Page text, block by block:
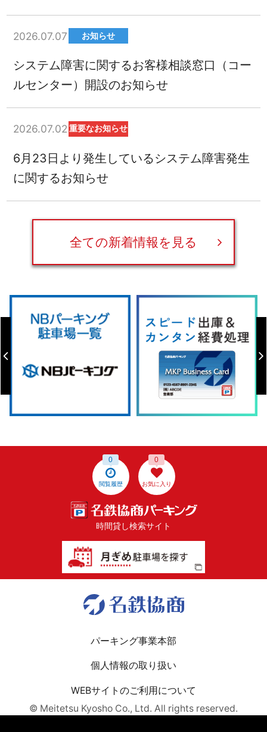
2026.07.07 お知らせ
システム障害に関するお客様相談窓口（コー
ルセンター）開設のお知らせ
2026.07.02 重要なお知らせ
6月23日より発生しているシステム障害発生
に関するお知らせ
全ての新着情報を見る
閲覧履歴
0
お気に入り
0
時間貸し検索サイト
パーキング事業本部
個人情報の取り扱い
WEBサイトのご利用について
© Meitetsu Kyosho Co., Ltd. All rights reserved.